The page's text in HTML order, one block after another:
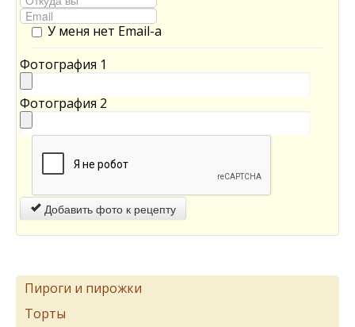
У меня нет Email-а
Фотография 1
Фотография 2
Добавить фото к рецепту
Пироги и пирожки
Торты